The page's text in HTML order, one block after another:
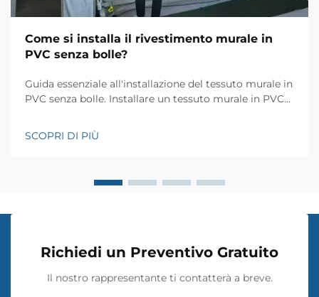
Come si installa il rivestimento murale in
PVC senza bolle?
Guida essenziale all'installazione del tessuto murale in
PVC senza bolle. Installare un tessuto murale in PVC
eleganti motivi, ma ottenere un risultato impeccabile,
senza bolle, richiede abilità e attenzione ai dettagli.
SCOPRI DI PIÙ
Richiedi un Preventivo Gratuito
Il nostro rappresentante ti contatterà a breve.